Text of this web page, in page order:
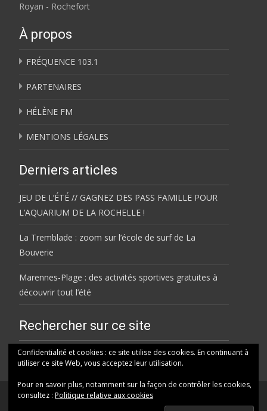
Royan - Rochefort
À propos
FRÉQUENCE 103.1
PARTENAIRES
HÉLÈNE FM
MENTIONS LÉGALES
Derniers articles
JEU DE L’ÉTÉ // GAGNEZ DES PASS FAMILLE POUR
L’AQUARIUM DE LA ROCHELLE !
La Tremblade : zoom sur l’école de surf de La
Bouverie
Marennes-Plage : des activités sportives gratuites à
découvrir tout l’été
Rechercher sur ce site
Rechercher
Confidentialité et cookies : ce site utilise des cookies. En continuant à
utiliser ce site Web, vous acceptez leur utilisation.
Pour en savoir plus, notamment sur la façon de contrôler les cookies,
consultez : Politique relative aux cookies